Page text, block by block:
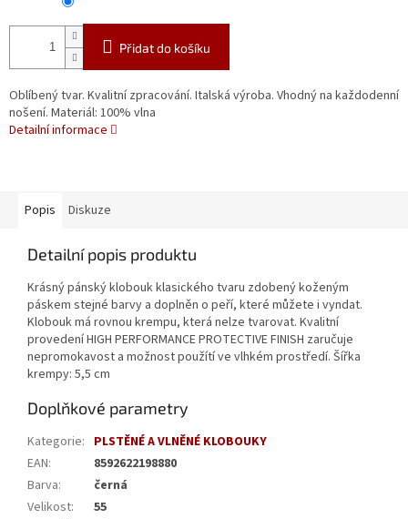
Přidat do košíku
Oblíbený tvar. Kvalitní zpracování. Italská výroba. Vhodný na každodenní
nošení. Materiál: 100% vlna
Detailní informace
Popis Diskuze
Detailní popis produktu
Krásný pánský klobouk klasického tvaru zdobený koženým
páskem stejné barvy a doplněn o peří, které můžete i vyndat.
Klobouk má rovnou krempu, která nelze tvarovat. Kvalitní
provedení HIGH PERFORMANCE PROTECTIVE FINISH zaručuje
nepromokavost a možnost použítí ve vlhkém prostředí. Šířka
krempy: 5,5 cm
Doplňkové parametry
Kategorie: PLSTĚNÉ A VLNĚNÉ KLOBOUKY
EAN:
8592622198880
Barva:
černá
Velikost:
55